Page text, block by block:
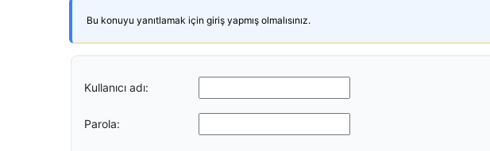
Bu konuyu yanıtlamak için giriş yapmış olmalısınız.
Kullanıcı adı:
Parola: